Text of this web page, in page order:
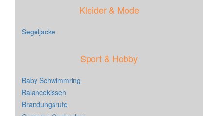
Kleider & Mode
Segeljacke
Sport & Hobby
Baby Schwimmring
Balancekissen
Brandungsrute